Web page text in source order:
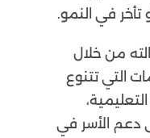
في النمو.
من خلال
التي تتنوع
دعم الأسر في